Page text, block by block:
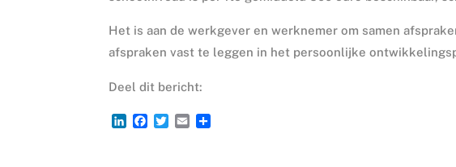
Het is aan de werkgever en werknemer om samen
afspraken vast te leggen in het persoonlijke
Deel dit bericht:
L
F
T
E